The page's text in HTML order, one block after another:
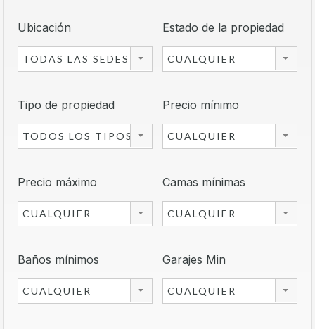
Ubicación
TODAS LAS SEDES
Estado de la propiedad
CUALQUIER
Tipo de propiedad
TODOS LOS TIPOS
Precio mínimo
CUALQUIER
Precio máximo
CUALQUIER
Camas mínimas
CUALQUIER
Baños mínimos
CUALQUIER
Garajes Min
CUALQUIER